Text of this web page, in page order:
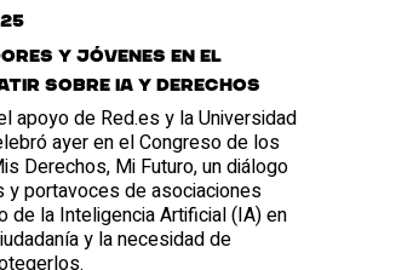
y jóvenes en el
sobre IA y derechos
apoyo de Red.es y la Universidad
ayer en el Congreso de los
Derechos, Mi Futuro, un diálogo
portavoces de asociaciones
de la Inteligencia Artificial (IA) en
y la necesidad de